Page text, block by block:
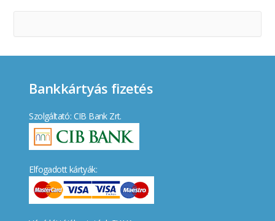
Bankkártyás fizetés
Szolgáltató: CIB Bank Zrt.
Elfogadott kártyák: